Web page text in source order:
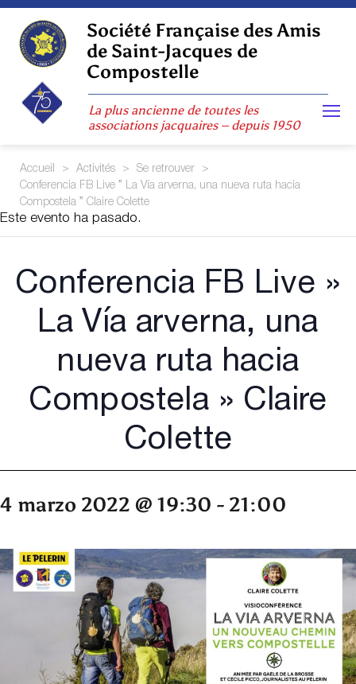
Skip
content
Société Française des Amis
de Saint-Jacques de
Compostelle
La plus ancienne de toutes les
associations jacquaires – depuis 1950
Accueil > Activités > Se retrouver
>
Conferencia FB Live ” La Vía arverna, una nueva ruta hacia
Compostela ” Claire Colette
Este evento ha pasado.
Conferencia FB Live »
La Vía arverna, una
nueva ruta hacia
Compostela » Claire
Colette
4 marzo 2022 @ 19:30 - 21:00